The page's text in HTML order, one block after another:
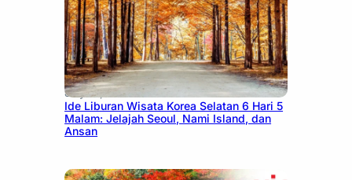
July 15, 2026
Ide Liburan Wisata Korea Selatan 6 Hari 5
Malam: Jelajah Seoul, Nami Island, dan
Ansan